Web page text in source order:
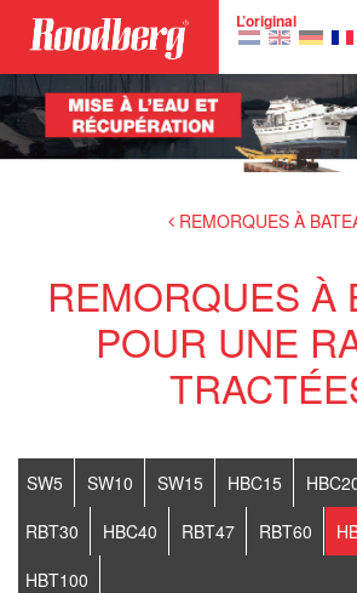
Skip to main content L’original
REMORQUES À
REMORQUES À
POUR UNE
SW5 SW10 SW15 HBC15
RBT30
HBC40 RBT47 RBT60
HBT100